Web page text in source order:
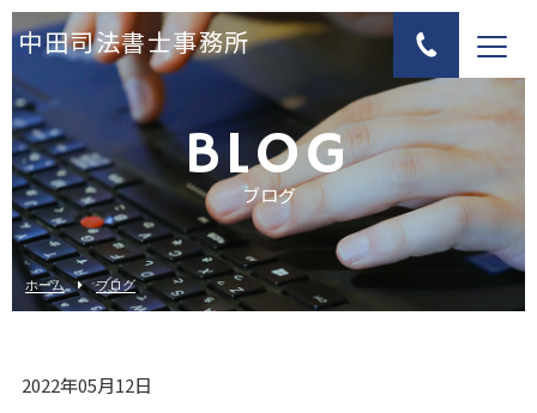
中田司法書士事務所
BLOG
ブログ
ホーム ブログ
2022年05月12日